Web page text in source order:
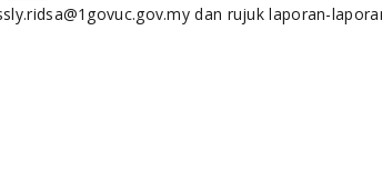
dan rujuk laporan-